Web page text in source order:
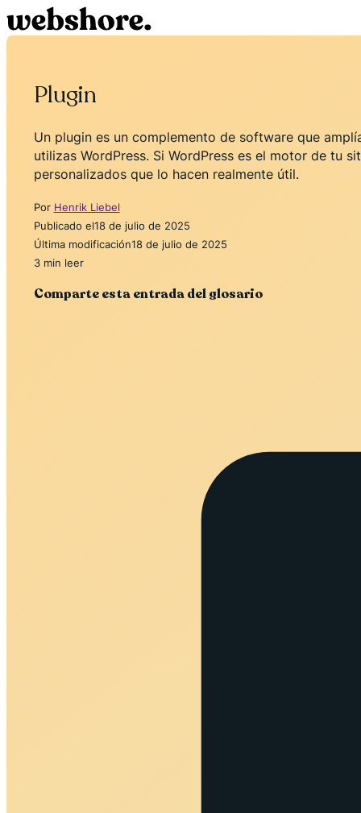
Plugin
Un plugin es un complemento de software que
utilizas WordPress. Si WordPress es el motor de tu
personalizados que lo hacen realmente útil.
Por Henrik Liebel
Publicado el18 de julio de 2025
Última modificación18 de julio de 2025
3 min leer
Comparte esta entrada del glosario